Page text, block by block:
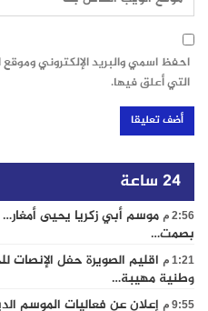
احفظ اسمي والبريد الإلكتروني
التي أعلق فيها.
24 ساعة
2:56 م
موسم أبي زكريا يحيى
بصمت…
1:21 م
اقليم الصويرة حفل
وطنية مهيبة…
9:55 م
إعلان عن فعاليات الموسم